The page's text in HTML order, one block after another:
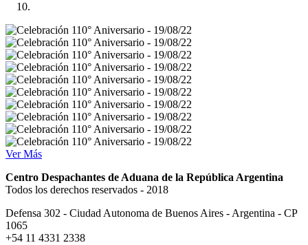
Ver Más
Centro Despachantes de Aduana de la República Argentina
Todos los derechos reservados - 2018
Defensa 302 - Ciudad Autonoma de Buenos Aires - Argentina - CP
1065
+54 11 4331 2338